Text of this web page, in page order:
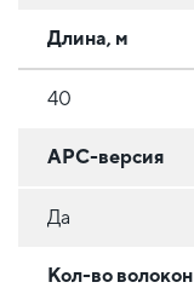
Длина, м
40
APC-версия
Да
Кол-во волокон